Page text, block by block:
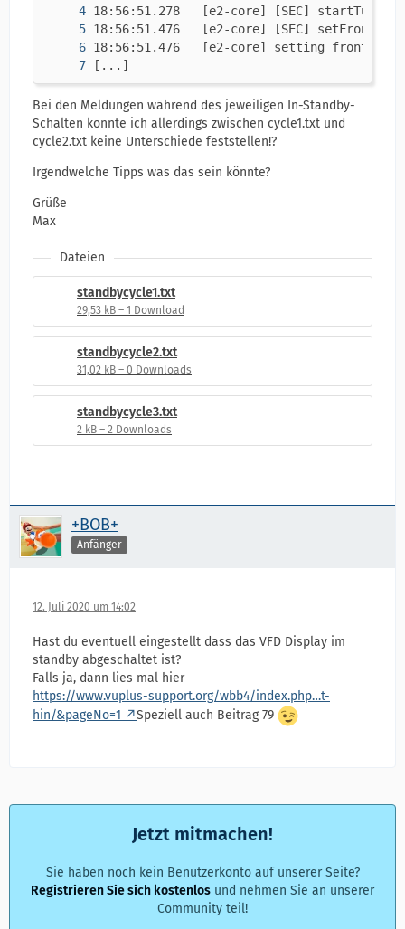
[...]
Bei den Meldungen während des jeweiligen In-Standby-
Schalten konnte ich allerdings zwischen cycle1.txt und
cycle2.txt keine Unterschiede feststellen!?
Irgendwelche Tipps was das sein könnte?
Grüße
Max
Dateien
standbycycle1.txt
29,53 kB – 1 Download
standbycycle2.txt
31,02 kB – 0 Downloads
standbycycle3.txt
2 kB – 2 Downloads
+BOB+
Anfänger
12. Juli 2020 um 14:02
Hast du eventuell eingestellt dass das VFD Display im
standby abgeschaltet ist?
Falls ja, dann lies mal hier
https://www.vuplus-support.org/wbb4/index.php…t-
hin/&pageNo=1
Speziell auch Beitrag 79
Jetzt mitmachen!
Sie haben noch kein Benutzerkonto auf unserer Seite?
Registrieren Sie sich kostenlos und nehmen Sie an unserer
Community teil!